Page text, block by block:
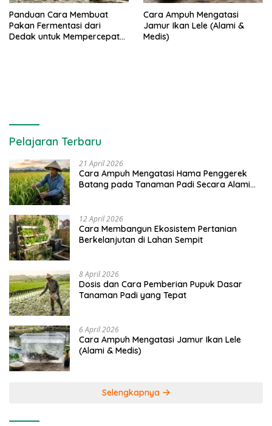
Panduan Cara Membuat
Pakan Fermentasi dari
Dedak untuk Mempercepat
Cara Ampuh Mengatasi
Jamur Ikan Lele (Alami &
Medis)
Pelajaran Terbaru
21 April 2026
Cara Ampuh Mengatasi Hama Penggerek
Batang pada Tanaman Padi Secara Alami
12 April 2026
Cara Membangun Ekosistem Pertanian
Berkelanjutan di Lahan Sempit
8 April 2026
Dosis dan Cara Pemberian Pupuk Dasar
Tanaman Padi yang Tepat
6 April 2026
Cara Ampuh Mengatasi Jamur Ikan Lele
(Alami & Medis)
Selengkapnya